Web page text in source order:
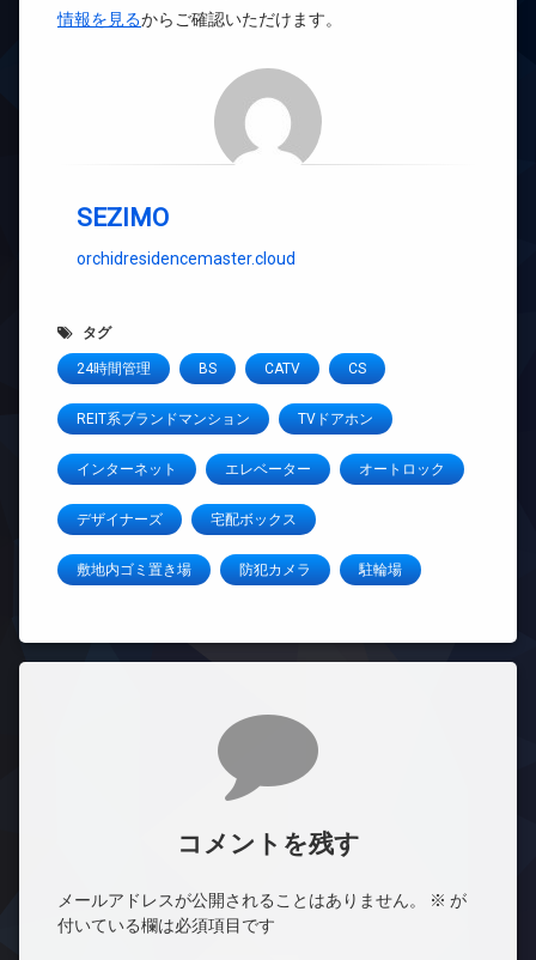
情報を見るからご確認いただけます。
SEZIMO
orchidresidencemaster.cloud
タグ
24時間管理 BS CATV CS
REIT系ブランドマンション TVドアホン
インターネット エレベーター オートロック
デザイナーズ 宅配ボックス
敷地内ゴミ置き場 防犯カメラ 駐輪場
コメントを残す
メールアドレスが公開されることはありません。 ※ が
付いている欄は必須項目です